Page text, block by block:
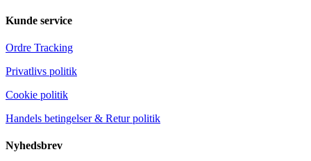
Kunde service
Ordre Tracking
Privatlivs politik
Cookie politik
Handels betingelser & Retur politik
Nyhedsbrev